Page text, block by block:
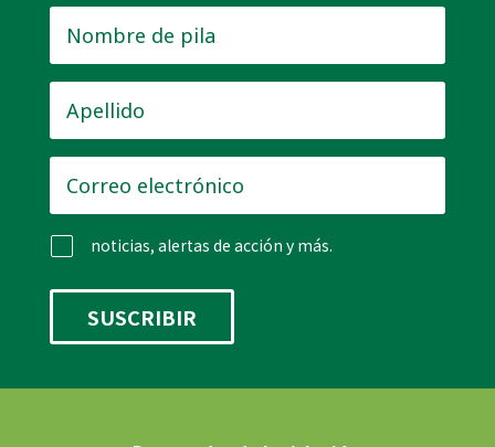
de
pila *
electrónico *
noticias, alertas de acción y más.